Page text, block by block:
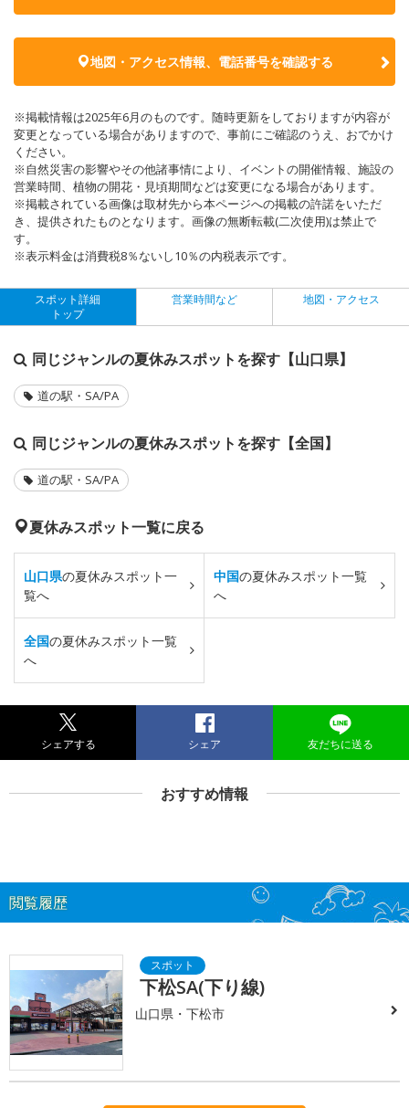
地図・アクセス情報、電話番号を確認する
※掲載情報は2025年6月のものです。随時更新をしておりますが内容が
変更となっている場合がありますので、事前にご確認のうえ、おでかけ
ください。
※自然災害の影響やその他諸事情により、イベントの開催情報、施設の
営業時間、植物の開花・見頃期間などは変更になる場合があります。
※掲載されている画像は取材先から本ページへの掲載の許諾をいただ
き、提供されたものとなります。画像の無断転載(二次使用)は禁止で
す。
※表示料金は消費税8％ないし10％の内税表示です。
スポット詳細
トップ
営業時間など 地図・アクセス
同じジャンルの夏休みスポットを探す【山口県】
道の駅・SA/PA
同じジャンルの夏休みスポットを探す【全国】
道の駅・SA/PA
夏休みスポット一覧に戻る
山口県の夏休みスポット一
覧へ
中国の夏休みスポット一覧
へ
全国の夏休みスポット一覧
へ
シェアする シェア 友だちに送る
おすすめ情報
閲覧履歴
下松SA(下り線)
山口県・下松市